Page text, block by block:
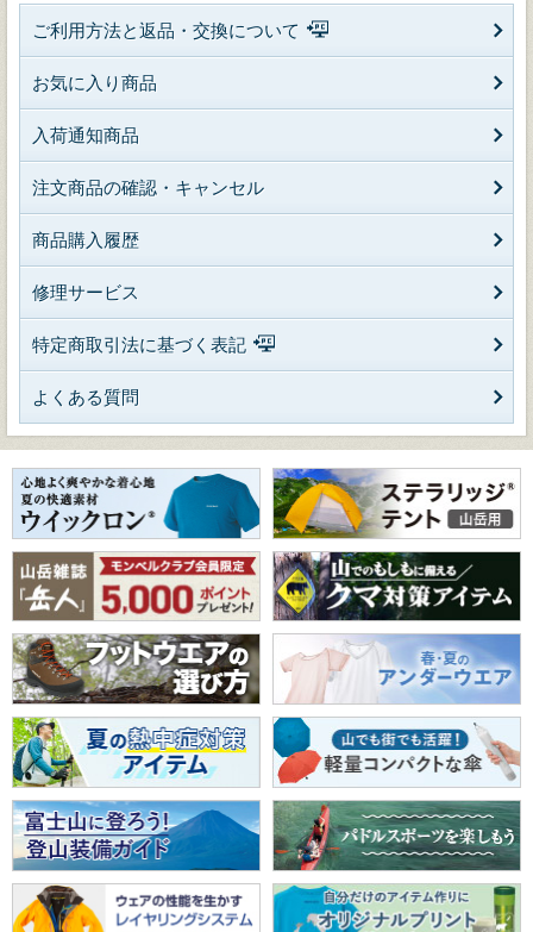
ご利用方法と返品・交換について
お気に入り商品
入荷通知商品
注文商品の確認・キャンセル
商品購入履歴
修理サービス
特定商取引法に基づく表記
よくある質問